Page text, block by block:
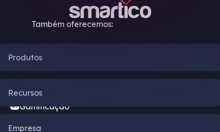
Também oferecemos:
Produtos
Gamificação
Recursos
Empresa